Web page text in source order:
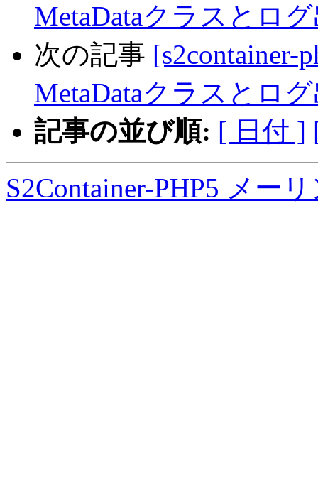
MetaDataクラスとロ
次の記事 [s2container-
MetaDataクラスとロ
記事の並び順: [ 日付 ]
S2Container-PHP5 メー